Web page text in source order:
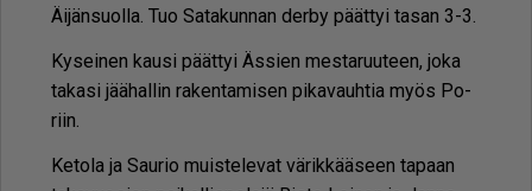
Äi­jän­suol­la. Tuo Sa­ta­kun­nan der­by päät­tyi ta­san 3-3.
Ky­sei­nen kau­si päät­tyi Äs­sien mes­ta­ruu­teen, joka
ta­ka­si jää­hal­lin ra­ken­ta­mi­sen pi­ka­vauh­tia myös Po­
riin.
Ke­to­la ja Sau­rio muis­te­le­vat vä­rik­kää­seen ta­paan